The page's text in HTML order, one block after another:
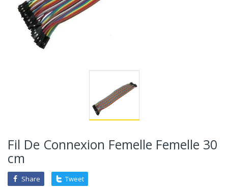
Fil De Connexion Femelle Femelle 30
cm
Share
Tweet